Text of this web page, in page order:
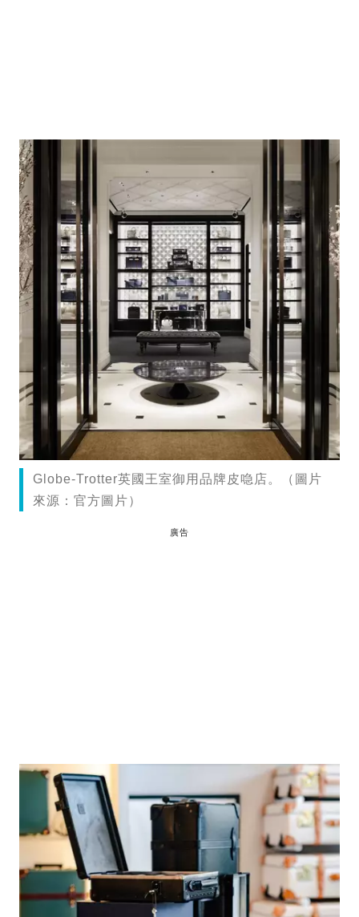
Globe-Trotter英國王室御用品牌皮喼店。（圖片
來源：官方圖片）
廣告